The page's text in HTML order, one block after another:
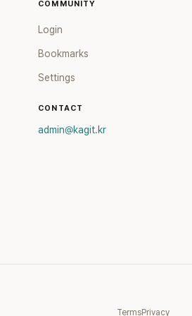
COMMUNITY
Login
Bookmarks
Settings
CONTACT
admin@kagit.kr
TermsPrivacy